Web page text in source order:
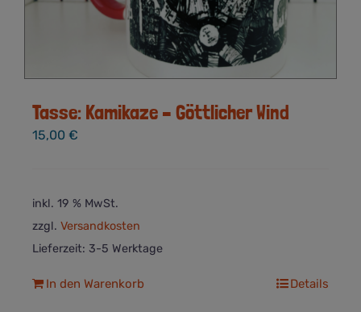
Tasse: Kamikaze – Göttlicher Wind
15,00 €
inkl. 19 % MwSt.
zzgl. Versandkosten
Lieferzeit: 3-5 Werktage
In den Warenkorb Details